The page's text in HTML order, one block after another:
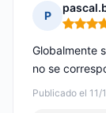
P
Nota: 4
Publicado el
Globalmente
no se